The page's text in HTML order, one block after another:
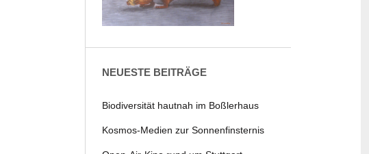
NEUESTE BEITRÄGE
Biodiversität hautnah im Boßlerhaus
Kosmos-Medien zur Sonnenfinsternis